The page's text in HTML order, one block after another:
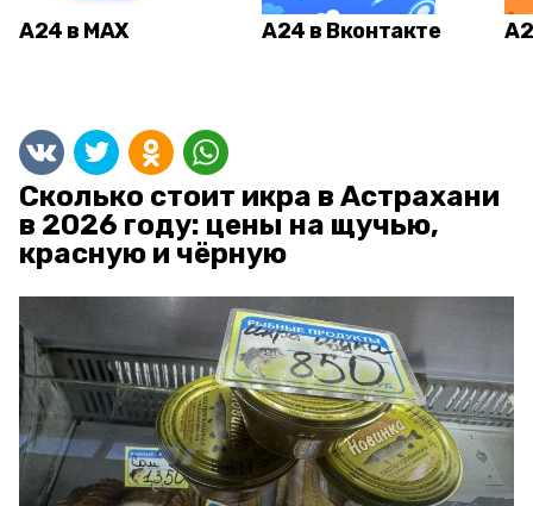
А24 в MAX А24 в Вконтакте
Сколько стоит икра в Астрахани
в 2026 году: цены на щучью,
красную и чёрную